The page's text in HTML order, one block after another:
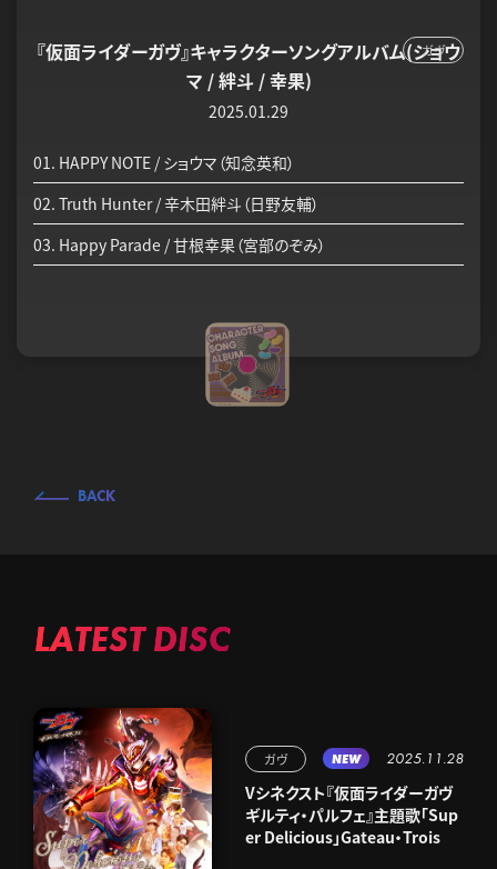
ガヴ
『仮面ライダーガヴ』キャラクターソングアルバム(ショウ
マ / 絆斗 / 幸果)
2025.01.29
01. HAPPY NOTE / ショウマ（知念英和）
02. Truth Hunter / 辛木田絆斗（日野友輔）
03. Happy Parade / 甘根幸果（宮部のぞみ）
BACK
LATEST DISC
NEW 2025.11.28
ガヴ
Vシネクスト『仮面ライダーガヴ
ギルティ・パルフェ』主題歌「Sup
er Delicious」Gateau・Trois